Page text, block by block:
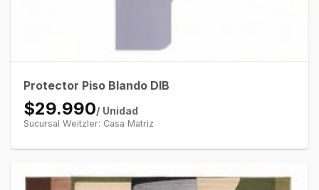
Protector Piso Blando DIB
$29.990/ Unidad
Sucursal Weitzler: Casa Matriz